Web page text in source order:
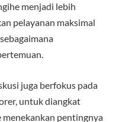
menjadi lebih
pelayanan maksimal
juga berfokus pada
untuk diangkat
menekankan pentingnya